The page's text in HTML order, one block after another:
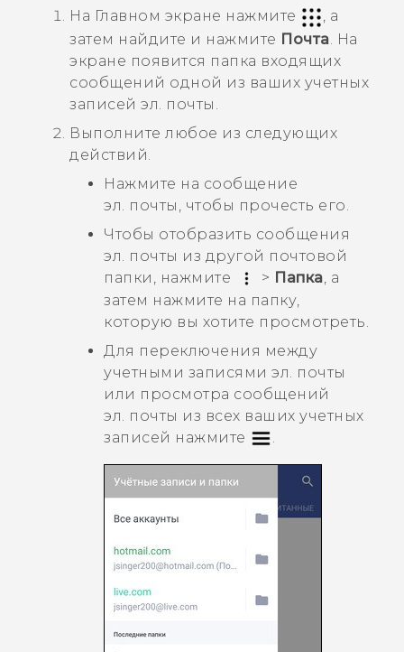
На Главном экране нажмите
, а
затем найдите и нажмите Почта На
экране появится папка входящих
сообщений одной из ваших учетных
записей эл. почты.
Выполните любое из следующих
действий.
Нажмите на сообщение
эл. почты, чтобы прочесть его.
Чтобы отобразить сообщения
эл. почты из другой почтовой
папки, нажмите
> Папка , а
затем нажмите на папку,
которую вы хотите просмотреть.
Для переключения между
учетными записями эл. почты
или просмотра сообщений
эл. почты из всех ваших учетных
записей нажмите
.